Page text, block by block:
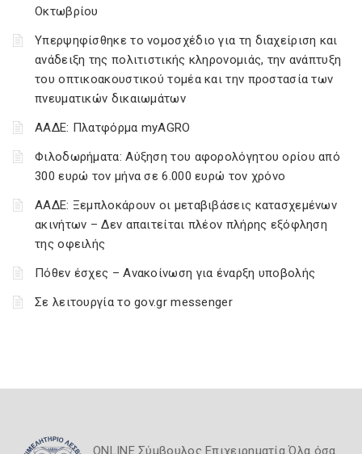
Οκτωβρίου
Υπερψηφίσθηκε το νομοσχέδιο για τη διαχείριση και
ανάδειξη της πολιτιστικής κληρονομιάς, την ανάπτυξη
του οπτικοακουστικού τομέα και την προστασία των
πνευματικών δικαιωμάτων
ΑΑΔΕ: Πλατφόρμα myAGRO
Φιλοδωρήματα: Αύξηση του αφορολόγητου ορίου από
300 ευρώ τον μήνα σε 6.000 ευρώ τον χρόνο
ΑΑΔΕ: Ξεμπλοκάρουν οι μεταβιβάσεις κατασχεμένων
ακινήτων – Δεν απαιτείται πλέον πλήρης εξόφληση
της οφειλής
Πόθεν έσχες – Ανακοίνωση για έναρξη υποβολής
Σε λειτουργία το gov.gr messenger
ONLINE Σύμβουλος Επιχειρηματία Όλα όσα